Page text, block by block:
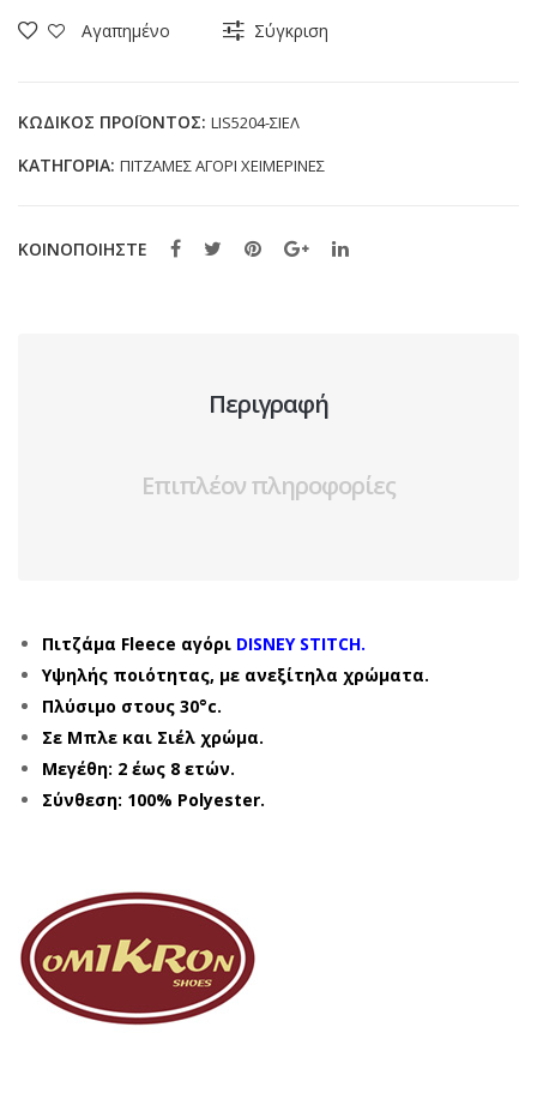
DISNEY
ΣΙΕΛ
8
Αγαπημένο Σύγκριση
ΚΩΔΙΚΌΣ ΠΡΟΪΌΝΤΟΣ: LIS5204-ΣΙΕΛ
ΚΑΤΗΓΟΡΊΑ: ΠΙΤΖΑΜΕΣ ΑΓΟΡΙ ΧΕΙΜΕΡΙΝΕΣ
ΚΟΙΝΟΠΟΙΗΣΤΕ
Περιγραφή
Επιπλέον πληροφορίες
Πιτζάμα Fleece αγόρι DISNEY STITCH.
Υψηλής ποιότητας, με ανεξίτηλα χρώματα.
Πλύσιμο στους 30°c.
Σε Μπλε και Σιέλ χρώμα.
Μεγέθη: 2 έως 8 ετών.
Σύνθεση: 100% Polyester.